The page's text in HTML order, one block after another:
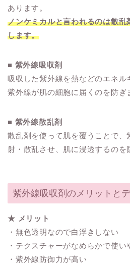
あります。
ノンケミカルと言われるのは散
します。
■ 紫外線吸収剤
吸収した紫外線を熱などのエネル
紫外線が肌の細胞に届くのを防ぎ
■ 紫外線散乱剤
散乱剤を使って肌を覆うことで、
射・散乱させ、肌に浸透するのを
紫外線吸収剤のメリットと
★ メリット
・無色透明なので白浮きしない
・テクスチャーがなめらかで使い
・紫外線防御力が高い